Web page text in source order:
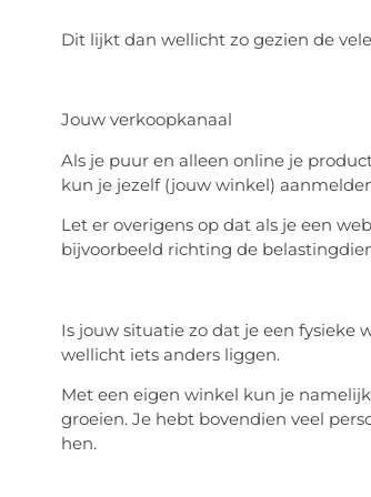
Dit lijkt dan wellicht zo gezien de
Jouw verkoopkanaal
Als je puur en alleen online je
kun je jezelf (jouw winkel)
Let er overigens op dat als je een
bijvoorbeeld richting de
Is jouw situatie zo dat je een fysieke
wellicht iets anders liggen.
Met een eigen winkel kun je
groeien. Je hebt bovendien veel
hen.